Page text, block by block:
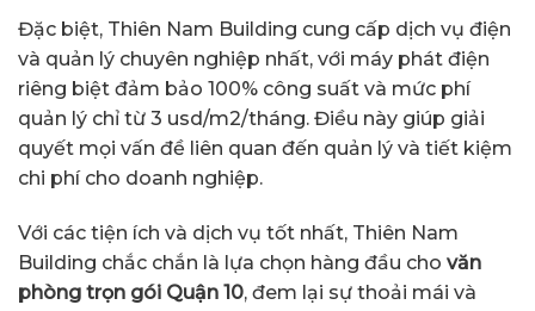
Đặc biệt, Thiên Nam Building cung cấp dịch vụ điện
và quản lý chuyên nghiệp nhất, với máy phát điện
riêng biệt đảm bảo 100% công suất và mức phí
quản lý chỉ từ 3 usd/m2/tháng. Điều này giúp giải
quyết mọi vấn đề liên quan đến quản lý và tiết kiệm
chi phí cho doanh nghiệp.
Với các tiện ích và dịch vụ tốt nhất, Thiên Nam
Building chắc chắn là lựa chọn hàng đầu cho văn
phòng trọn gói Quận 10, đem lại sự thoải mái và